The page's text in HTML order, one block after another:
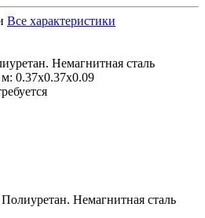
Все характеристики
Немагнитная сталь
0.37x0.37x0.09
Немагнитная сталь